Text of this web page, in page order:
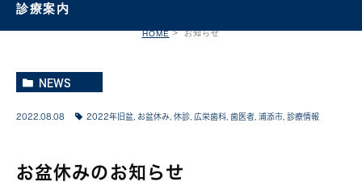
診療案内
HOME お知らせ
NEWS
2022.08.08 2022年旧盆 お盆休み 休診 広栄歯科 歯医者 浦添市 診療情報
お盆休みのお知らせ